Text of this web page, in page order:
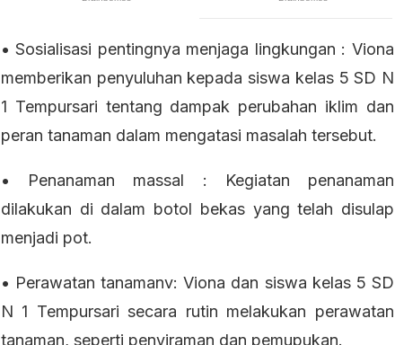
• Sosialisasi pentingnya menjaga lingkungan : Viona
memberikan penyuluhan kepada siswa kelas 5 SD N
1 Tempursari tentang dampak perubahan iklim dan
peran tanaman dalam mengatasi masalah tersebut.
• Penanaman massal : Kegiatan penanaman
dilakukan di dalam botol bekas yang telah disulap
menjadi pot.
• Perawatan tanamanv: Viona dan siswa kelas 5 SD
N 1 Tempursari secara rutin melakukan perawatan
tanaman, seperti penyiraman dan pemupukan.